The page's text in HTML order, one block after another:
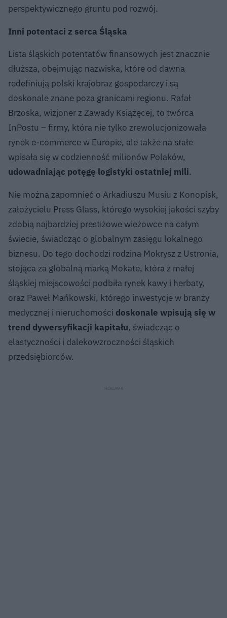
perspektywicznego gruntu pod rozwój.
Inni potentaci z serca Śląska
Lista śląskich potentatów finansowych jest znacznie
dłuższa, obejmując nazwiska, które od dawna
redefiniują polski krajobraz gospodarczy i są
doskonale znane poza granicami regionu. Rafał
Brzoska, wizjoner z Zawady Książęcej, to twórca
InPostu – firmy, która nie tylko zrewolucjonizowała
rynek e-commerce w Europie, ale także na stałe
wpisała się w codzienność milionów Polaków,
udowadniając potęgę logistyki ostatniej mili.
Nie można zapomnieć o Arkadiuszu Musiu z Konopisk,
założycielu Press Glass, którego wysokiej jakości szyby
zdobią najbardziej prestiżowe wieżowce na całym
świecie, świadcząc o globalnym zasięgu lokalnego
biznesu. Do tego dochodzi rodzina Mokrysz z Ustronia,
stojąca za globalną marką Mokate, która z małej
śląskiej miejscowości podbiła rynek kawy i herbaty,
oraz Paweł Mańkowski, którego inwestycje w branży
medycznej i nieruchomości doskonale wpisują się w
trend dywersyfikacji kapitału, świadcząc o
elastyczności i dalekowzroczności śląskich
przedsiębiorców.